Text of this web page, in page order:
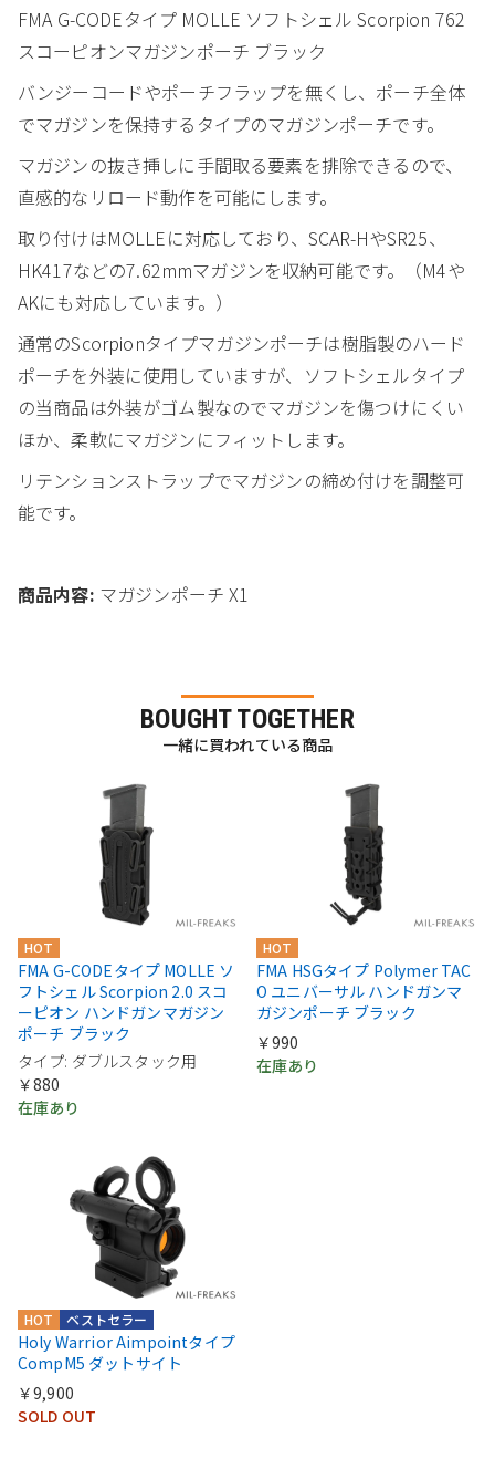
FMA G-CODEタイプ MOLLE ソフトシェル Scorpion 762
スコーピオンマガジンポーチ ブラック
バンジーコードやポーチフラップを無くし、ポーチ全体
でマガジンを保持するタイプのマガジンポーチです。
マガジンの抜き挿しに手間取る要素を排除できるので、
直感的なリロード動作を可能にします。
取り付けはMOLLEに対応しており、SCAR-HやSR25、
HK417などの7.62mmマガジンを収納可能です。（M4や
AKにも対応しています。）
通常のScorpionタイプマガジンポーチは樹脂製のハード
ポーチを外装に使用していますが、ソフトシェルタイプ
の当商品は外装がゴム製なのでマガジンを傷つけにくい
ほか、柔軟にマガジンにフィットします。
リテンションストラップでマガジンの締め付けを調整可
能です。
商品内容: マガジンポーチ X1
BOUGHT TOGETHER
一緒に買われている商品
HOT
FMA G-CODEタイプ MOLLE ソ
フトシェル Scorpion 2.0 スコ
ーピオン ハンドガンマガジン
ポーチ ブラック
タイプ: ダブルスタック用
￥880
在庫あり
HOT
FMA HSGタイプ Polymer TAC
O ユニバーサル ハンドガンマ
ガジンポーチ ブラック
￥990
在庫あり
ベストセラー
HOT
Holy Warrior Aimpointタイプ
CompM5 ダットサイト
￥9,900
SOLD OUT